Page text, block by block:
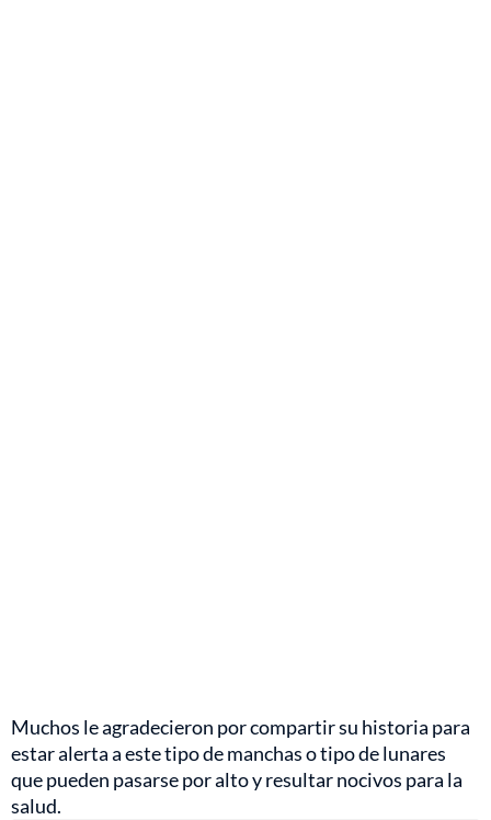
Muchos le agradecieron por compartir su historia para
estar alerta a este tipo de manchas o tipo de lunares
que pueden pasarse por alto y resultar nocivos para la
salud.